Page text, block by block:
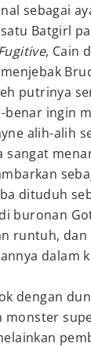
sebagai
Batgirl
, Cain
putrinya
benar ingin
alih-alih
sangat
dituduh
buronan
runtuh, dan
dalam
dengan
monster